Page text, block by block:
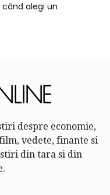
alegi un
despre economie,
vedete, finante si
din tara si din